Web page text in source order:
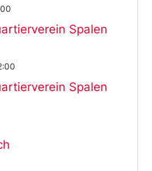
Spalen
Spalen